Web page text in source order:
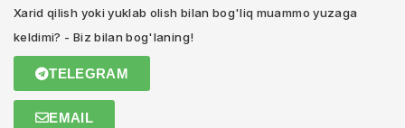
Xarid qilish yoki yuklab olish bilan bog'liq muammo yuzaga
keldimi? - Biz bilan bog'laning!
TELEGRAM
EMAIL